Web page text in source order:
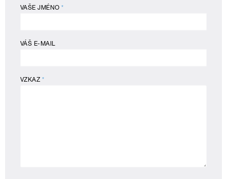
VAŠE JMÉNO*
VÁŠ E-MAIL
VZKAZ *